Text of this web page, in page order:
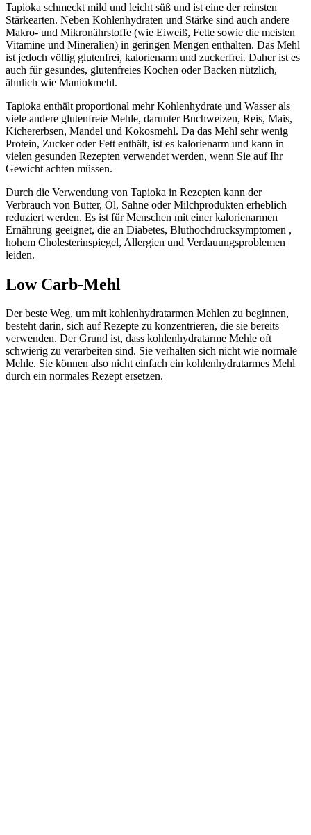
Tapioka schmeckt mild und leicht süß und ist eine der reinsten
Stärkearten. Neben Kohlenhydraten und Stärke sind auch andere
Makro- und Mikronährstoffe (wie Eiweiß, Fette sowie die meisten
Vitamine und Mineralien) in geringen Mengen enthalten. Das Mehl
ist jedoch völlig glutenfrei, kalorienarm und zuckerfrei. Daher ist es
auch für gesundes, glutenfreies Kochen oder Backen nützlich,
ähnlich wie Maniokmehl.
Tapioka enthält proportional mehr Kohlenhydrate und Wasser als
viele andere glutenfreie Mehle, darunter Buchweizen, Reis, Mais,
Kichererbsen, Mandel und Kokosmehl. Da das Mehl sehr wenig
Protein, Zucker oder Fett enthält, ist es kalorienarm und kann in
vielen gesunden Rezepten verwendet werden, wenn Sie auf Ihr
Gewicht achten müssen.
Durch die Verwendung von Tapioka in Rezepten kann der
Verbrauch von Butter, Öl, Sahne oder Milchprodukten erheblich
reduziert werden. Es ist für Menschen mit einer kalorienarmen
Ernährung geeignet, die an Diabetes, Bluthochdrucksymptomen ,
hohem Cholesterinspiegel, Allergien und Verdauungsproblemen
leiden.
Low Carb-Mehl
Der beste Weg, um mit kohlenhydratarmen Mehlen zu beginnen,
besteht darin, sich auf Rezepte zu konzentrieren, die sie bereits
verwenden. Der Grund ist, dass kohlenhydratarme Mehle oft
schwierig zu verarbeiten sind. Sie verhalten sich nicht wie normale
Mehle. Sie können also nicht einfach ein kohlenhydratarmes Mehl
durch ein normales Rezept ersetzen.